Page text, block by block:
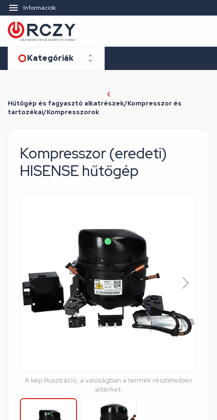
Információk
Kategóriák
Hűtőgép és fagyasztó alkatrészek/Kompresszor és
tartozékai/Kompresszorok
Kompresszor (eredeti)
HISENSE hűtőgép
A kép illusztráció, a valóságban a termék részleteiben
eltérhet.